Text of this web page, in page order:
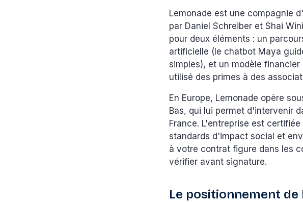
Lemonade est une compagnie
par Daniel Schreiber et Shai
pour deux éléments : un
artificielle (le chatbot Maya
simples), et un modèle
utilisé des primes à des
En Europe, Lemonade opère
Bas, qui lui permet d'intervenir
France. L'entreprise est
standards d'impact social et
à votre contrat figure dans les
vérifier avant signature.
Le positionnement de